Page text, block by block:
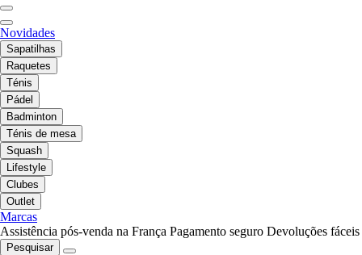
Novidades
Sapatilhas
Raquetes
Ténis
Pádel
Badminton
Ténis de mesa
Squash
Lifestyle
Clubes
Outlet
Marcas
Assistência pós-venda na França Pagamento seguro Devoluções fáceis
Pesquisar